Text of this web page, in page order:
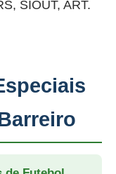
SIOUT, ART.